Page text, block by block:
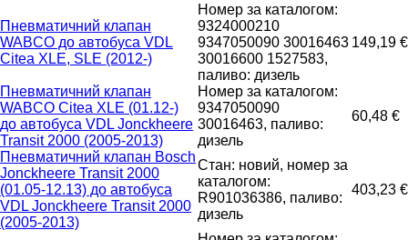
Пневматичний клапан
WABCO до автобуса VDL
Citea XLE, SLE (2012-)
Номер за каталогом:
9324000210
9347050090 30016463
30016600 1527583,
паливо: дизель
149,19 €
Пневматичний клапан
WABCO Citea XLE (01.12-)
до автобуса VDL Jonckheere
Transit 2000 (2005-2013)
Номер за каталогом:
9347050090
30016463, паливо:
дизель
60,48 €
Пневматичний клапан Bosch
Jonckheere Transit 2000
(01.05-12.13) до автобуса
VDL Jonckheere Transit 2000
(2005-2013)
Стан: новий, номер за
каталогом:
R901036386, паливо:
дизель
403,23 €